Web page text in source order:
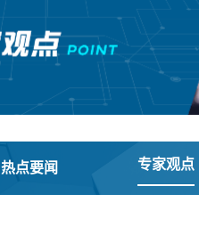
热点要闻 专家观点